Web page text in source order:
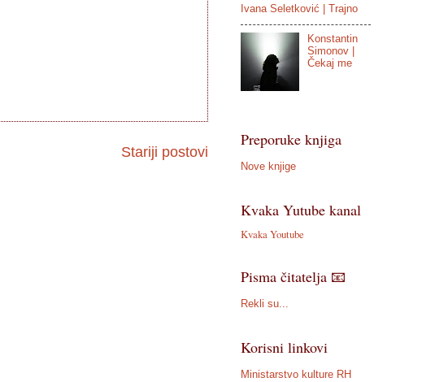
Stariji postovi
Ivana Seletković | Trajno
Konstantin
Simonov |
Čekaj me
Preporuke knjiga
Nove knjige
Kvaka Yutube kanal
Kvaka Youtube
Pisma čitatelja 📧
Rekli su...
Korisni linkovi
Ministarstvo kulture RH